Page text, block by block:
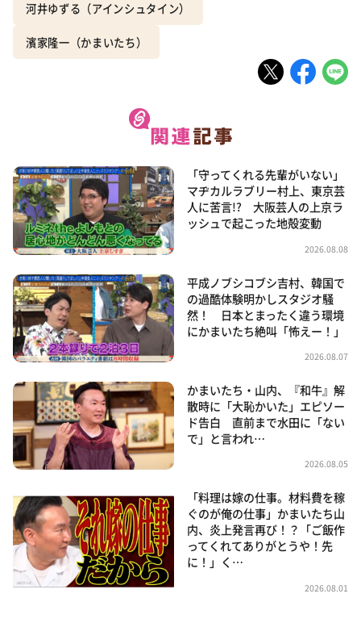
河井ゆずる（アインシュタイン）
濱家隆一（かまいたち）
「守ってくれる先輩がいない」
マヂカルラブリー村上、東京芸
人に苦言!? 大阪芸人の上京ラ
ッシュで起こった地殻変動
2026.08.08
平成ノブシコブシ吉村、韓国で
の過酷体験明かしスタジオ騒
然！ 日本とまったく違う環境
にかまいたち絶叫「怖えー！」
2026.08.07
かまいたち・山内、『和牛』解
散時に「大恥かいた」エピソー
ド告白 直前まで水田に「ない
で」と言われ…
2026.08.05
「料理は嫁の仕事。材料費を稼
ぐのが俺の仕事」かまいたち山
内、炎上発言再び！？「ご飯作
ってくれてありがとうや！先
に！」く…
2026.08.01